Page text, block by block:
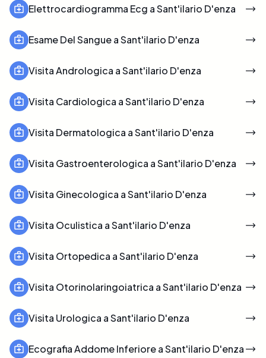
Elettrocardiogramma Ecg a Sant'ilario D'enza
Esame Del Sangue a Sant'ilario D'enza
Visita Andrologica a Sant'ilario D'enza
Visita Cardiologica a Sant'ilario D'enza
Visita Dermatologica a Sant'ilario D'enza
Visita Gastroenterologica a Sant'ilario D'enza
Visita Ginecologica a Sant'ilario D'enza
Visita Oculistica a Sant'ilario D'enza
Visita Ortopedica a Sant'ilario D'enza
Visita Otorinolaringoiatrica a Sant'ilario D'enza
Visita Urologica a Sant'ilario D'enza
Ecografia Addome Inferiore a Sant'ilario D'enza